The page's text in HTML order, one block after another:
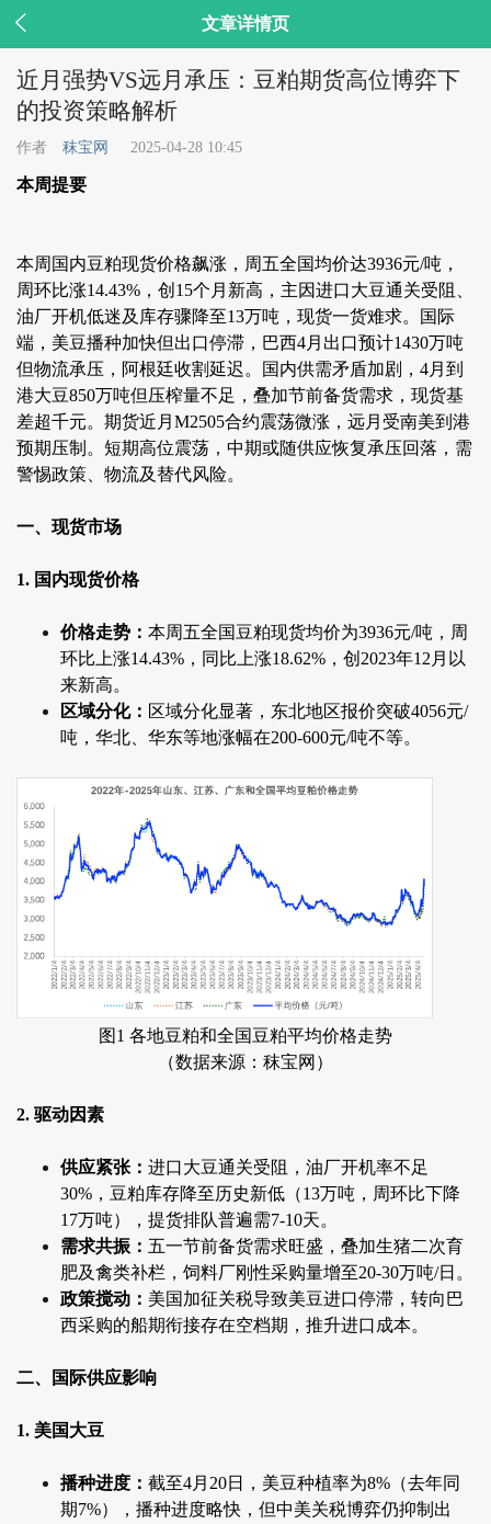
 文章详情页
近月强势VS远月承压：豆粕期货高位博弈下
的投资策略解析
作者 秣宝网 2025-04-28 10:45
本周提要
本周国内豆粕现货价格飙涨，周五全国均价达3936元/吨，
周环比涨14.43%，创15个月新高，主因进口大豆通关受阻、
油厂开机低迷及库存骤降至13万吨，现货一货难求。国际
端，美豆播种加快但出口停滞，巴西4月出口预计1430万吨
但物流承压，阿根廷收割延迟。国内供需矛盾加剧，4月到
港大豆850万吨但压榨量不足，叠加节前备货需求，现货基
差超千元。期货近月M2505合约震荡微涨，远月受南美到港
预期压制。短期高位震荡，中期或随供应恢复承压回落，需
警惕政策、物流及替代风险。
一、现货市场
1. 国内现货价格
价格走势： 本周五全国豆粕现货均价为3936元/吨，周
环比上涨14.43%，同比上涨18.62%，创2023年12月以
来新高。
区域分化： 区域分化显著，东北地区报价突破4056元/
吨，华北、华东等地涨幅在200-600元/吨不等。
图1 各地豆粕和全国豆粕平均价格走势
（数据来源：秣宝网）
2. 驱动因素
供应紧张： 进口大豆通关受阻，油厂开机率不足
30%，豆粕库存降至历史新低（13万吨，周环比下降
17万吨），提货排队普遍需7-10天。
需求共振： 五一节前备货需求旺盛，叠加生猪二次育
肥及禽类补栏，饲料厂刚性采购量增至20-30万吨/日。
政策搅动： 美国加征关税导致美豆进口停滞，转向巴
西采购的船期衔接存在空档期，推升进口成本。
二、国际供应影响
1. 美国大豆
播种进度： 截至4月20日，美豆种植率为8%（去年同
期7%），播种进度略快，但中美关税博弈仍抑制出